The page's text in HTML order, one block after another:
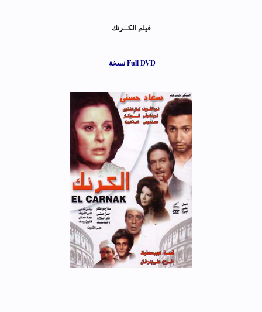
فيلم الكــرنك
Full DVD نسخة